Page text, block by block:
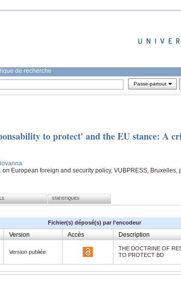
de recherche
Passe-partout
to protect' and the EU stance: A
on European foreign and security policy, VUBPRESS, Bruxelles,
STATISTIQUES
Fichier(s) déposé(s) par l'encodeur
Version Accès Description
Version publiée
THE DOCTRINE OF
TO PROTECT BD